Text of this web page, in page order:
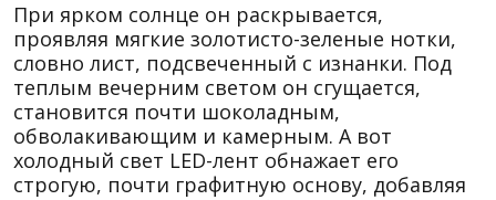
При ярком солнце он раскрывается,
проявляя мягкие золотисто-зеленые нотки,
словно лист, подсвеченный с изнанки. Под
теплым вечерним светом он сгущается,
становится почти шоколадным,
обволакивающим и камерным. А вот
холодный свет LED-лент обнажает его
строгую, почти графитную основу, добавляя